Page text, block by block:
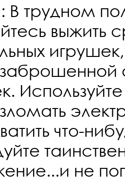
В трудном
выжить
что-
не